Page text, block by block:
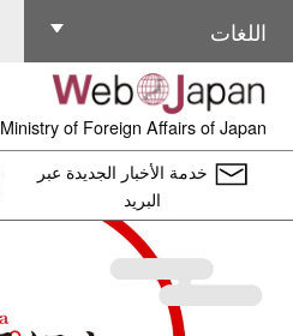
Ministry of Foreign Affairs of Japan
اللغات
خدمة الأخبار الجديدة عبر
البريد